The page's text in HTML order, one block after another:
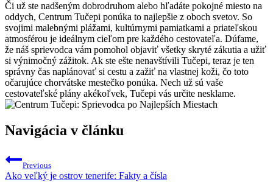
Či už ste nadšeným dobrodruhom alebo hľadáte pokojné miesto na
oddych, Centrum Tučepi ponúka to najlepšie z oboch svetov. So
svojimi malebnými plážami, kultúrnymi pamiatkami a priateľskou
atmosférou je ideálnym cieľom pre každého cestovateľa. Dúfame,
že náš sprievodca vám pomohol objaviť všetky skryté zákutia a užiť
si výnimočný zážitok. Ak ste ešte nenavštívili Tučepi, teraz je ten
správny čas naplánovať si cestu a zažiť na vlastnej koži, čo toto
očarujúce chorvátske mestečko ponúka. Nech už sú vaše
cestovateľské plány akékoľvek, Tučepi vás určite nesklame.
Navigácia v článku
Previous
Ako veľký je ostrov tenerife: Fakty a čísla